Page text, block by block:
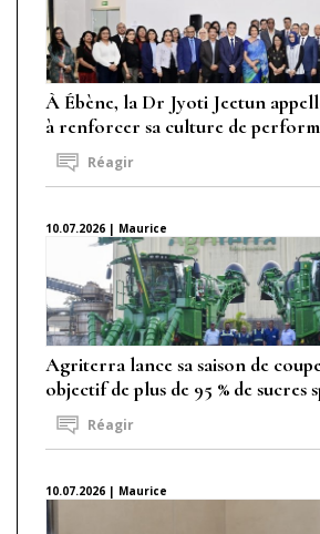
À Ébène, la Dr Jyoti Jeetun
à renforcer sa culture de
Réagir
10.07.2026 | Maurice
Agriterra lance sa saison de
objectif de plus de 95 % de sucres
Réagir
10.07.2026 | Maurice